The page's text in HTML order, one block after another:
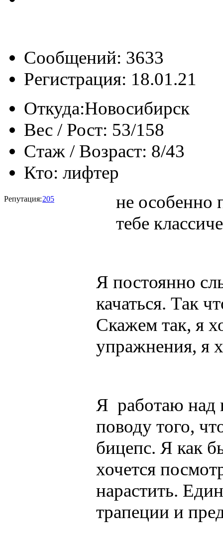
Сообщений: 3633
Регистрация: 18.01.21
Откуда:Новосибирск
Вес / Рост: 53/158
Стаж / Возраст: 8/43
Кто: лифтер
Репутация:205
не особенно
тебе
Я постоянно
качаться. Так
Скажем так, я
упражнения, я
Я работаю над
поводу того,
бицепс. Я как
хочется
нарастить.
трапеции и